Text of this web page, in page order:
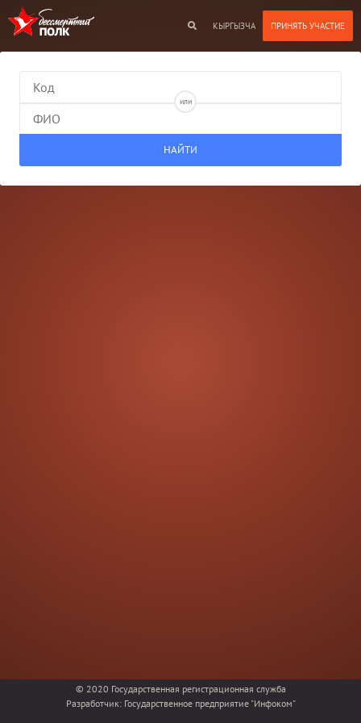
КЫРГЫЗЧА
или
© 2020 Государственная регистрационная служба
Разработчик: Государственное предприятие "Инфоком"